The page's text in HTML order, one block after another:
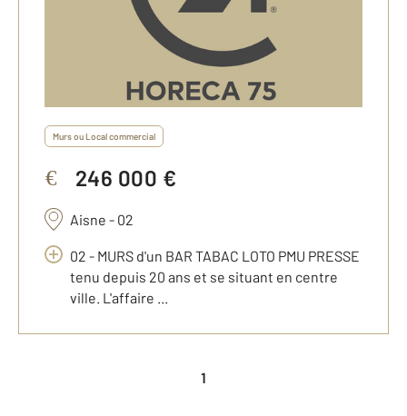
Murs ou Local commercial
€ 246 000 €
Aisne - 02
02 - MURS d'un BAR TABAC LOTO PMU PRESSE
tenu depuis 20 ans et se situant en centre
ville. L'affaire ...
1